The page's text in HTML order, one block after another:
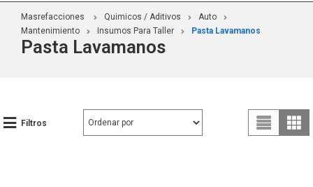
Masrefacciones Quimicos / Aditivos
Auto
Mantenimiento
Insumos Para Taller Pasta Lavamanos
Pasta Lavamanos
Filtros